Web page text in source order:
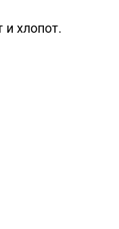
хлопот.